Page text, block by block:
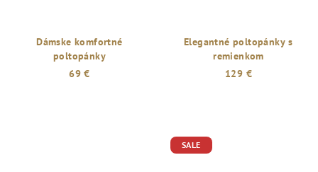
Dámske komfortné
poltopánky
69 €
Elegantné poltopánky s
remienkom
129 €
SALE